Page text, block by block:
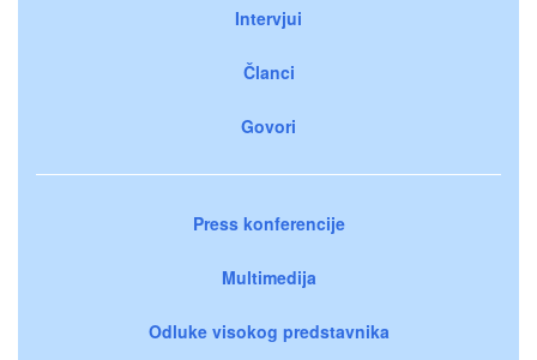
Intervjui
Članci
Govori
Press konferencije
Multimedija
Odluke visokog predstavnika